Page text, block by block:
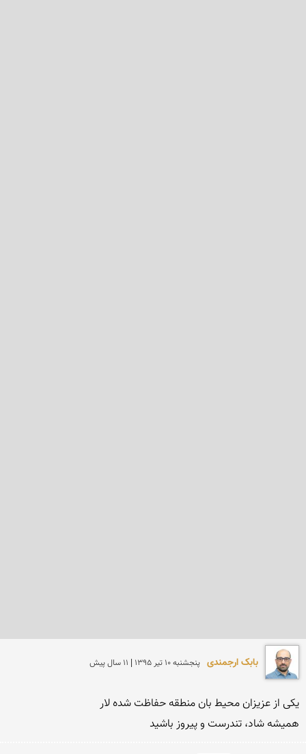
بابک ارجمندی پنجشنبه 10 تير 1395 | 11 سال پیش
همیشه شاد، تندرست و پیروز باشید